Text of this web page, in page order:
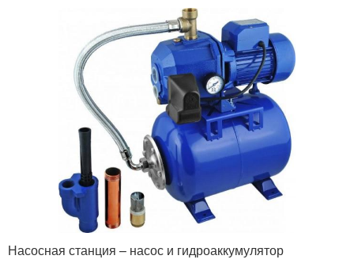
Насосная станция – насос и гидроаккумулятор